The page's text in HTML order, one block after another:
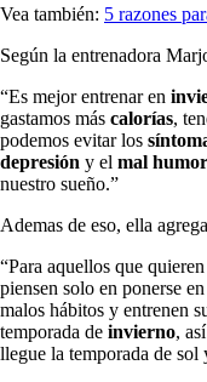
Vea también: 5 razones
Según la entrenadora
“Es mejor entrenar en
gastamos más calorías,
podemos evitar los
depresión y el mal humor
nuestro sueño.”
Ademas de eso, ella
“Para aquellos que
piensen solo en ponerse
malos hábitos y entrenen
temporada de invierno,
llegue la temporada de sol